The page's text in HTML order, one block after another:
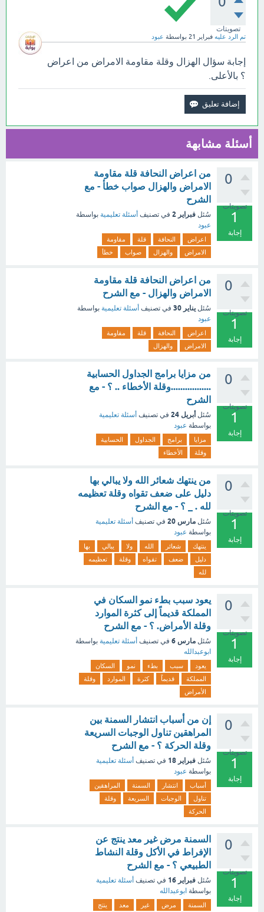
تصويتات
تم الرد عليه فبراير 21 بواسطة عبود
إجابة سؤال الهزال وقلة مقاومة الامراض من اعراض
؟ بالأعلى.
أسئلة مشابهة
0
تصويتات
1
إجابة
من اعراض النحافة قلة مقاومة
الامراض والهزال صواب خطأ - مع
الشرح
سُئل فبراير 2 في تصنيف أسئلة تعليمية بواسطة
عبود
اعراض النحافة قلة
مقاومة
الامراض
والهزال صواب خطأ
0
تصويتات
1
إجابة
من اعراض النحافة قلة مقاومة
الامراض والهزال - مع الشرح
سُئل يناير 30 في تصنيف أسئلة تعليمية بواسطة
عبود
اعراض النحافة قلة
مقاومة
الامراض
والهزال
0
تصويتات
1
إجابة
من مزايا برامج الجداول الحسابية
.................وقلة الأخطاء .. ؟ - مع
الشرح
سُئل أبريل 24 في تصنيف أسئلة تعليمية
بواسطة عبود
مزايا برامج الجداول
الحسابية
وقلة
الأخطاء
0
تصويتات
1
إجابة
من ينتهك شعائر الله ولا يبالي بها
دليل على ضعف تقواه وقلة تعظيمه
لله . _ ؟ - مع الشرح
سُئل مارس 20 في تصنيف أسئلة تعليمية
بواسطة عبود
ينتهك شعائر الله ولا يبالي
بها
دليل
ضعف تقواه وقلة
تعظيمه
لله
0
تصويتات
1
إجابة
يعود سبب بطء نمو السكان في
المملكة قديماً إلى كثرة الموارد
وقلة الأمراض. ؟ - مع الشرح
سُئل مارس 6 في تصنيف أسئلة تعليمية بواسطة
ابوعبدالله
يعود سبب بطء نمو
السكان
المملكة
قديماً كثرة الموارد
وقلة
الأمراض
0
تصويتات
1
إجابة
إن من أسباب انتشار السمنة بين
المراهقين تناول الوجبات السريعة
وقلة الحركة ؟ - مع الشرح
سُئل فبراير 18 في تصنيف أسئلة تعليمية
بواسطة عبود
أسباب انتشار السمنة
المراهقين
تناول
الوجبات السريعة
وقلة
الحركة
0
تصويتات
1
إجابة
السمنة مرض غير معد ينتج عن
الإفراط في الأكل وقلة النشاط
الطبيعي ؟ - مع الشرح
سُئل فبراير 16 في تصنيف أسئلة تعليمية
بواسطة ابوعبدالله
السمنة مرض غير معد
ينتج